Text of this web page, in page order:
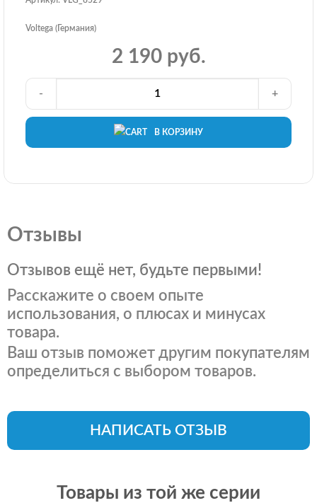
Voltega (Германия)
2 190 руб.
В КОРЗИНУ
- +
Отзывы
Отзывов ещё нет, будьте первыми!
Расскажите о своем опыте
использования, о плюсах и минусах
товара.
Ваш отзыв поможет другим покупателям
определиться с выбором товаров.
НАПИСАТЬ ОТЗЫВ
Товары из той же серии